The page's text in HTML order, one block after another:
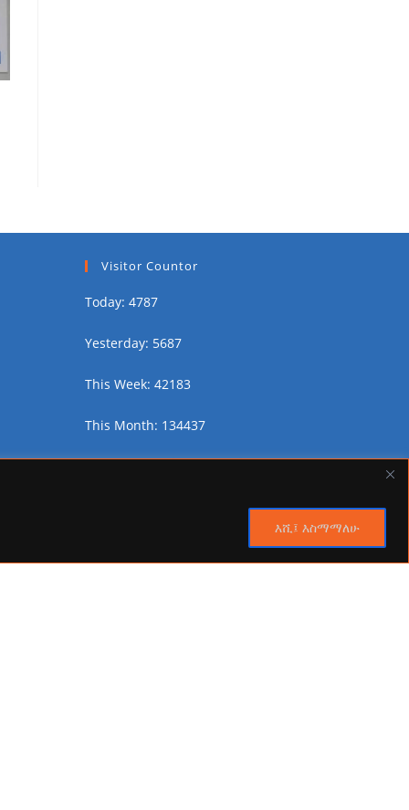
እሺ፤ እስማማለሁ
Visitor Countor
Today: 4787
Yesterday: 5687
This Week: 42183
This Month: 134437